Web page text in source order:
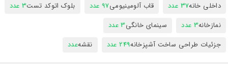
داخلی خانه37 عدد قاب آلومینیومی97 عدد بلوک اتوکد تست3 عدد
نمازخانه3 عدد سینمای خانگی3 عدد
جزئیات طراحی ساخت آشپزخانه249 عدد نقشهعدد